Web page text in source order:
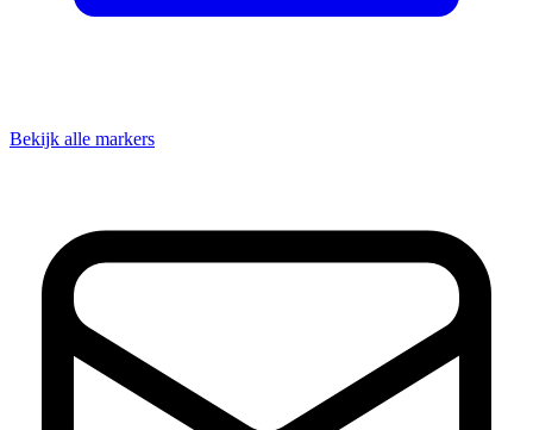
Bekijk alle markers